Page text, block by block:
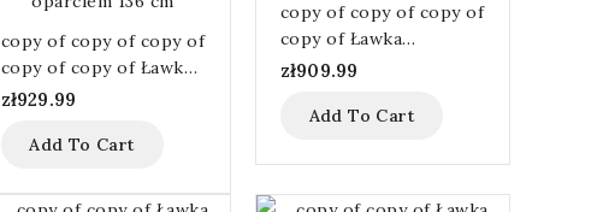
copy of copy of copy of
copy of copy of Ławka
osiedlowa miejska z
zł929.99
Add To Cart
copy of copy of copy of
copy of Ławka
osiedlowa miejska z
zł909.99
Add To Cart